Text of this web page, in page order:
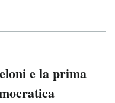
e la prima